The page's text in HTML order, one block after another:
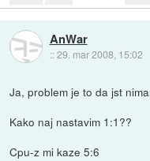
AnWar
::29. mar 2008, 15:02
Ja, problem je to da jst
Kako naj nastavim 1:1??
Cpu-z mi kaze 5:6